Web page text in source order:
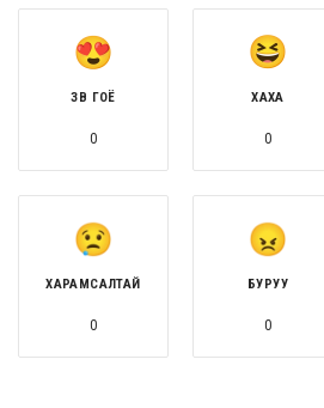
ЗӨВ ГОЁ
0
ХАХА
0
ХАРАМСАЛТАЙ
0
БУРУУ
0